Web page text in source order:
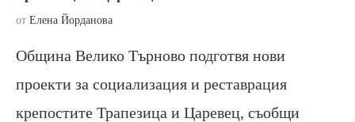
от Елена Йорданова
Община Велико Търново подготвя нови
проекти за социализация и реставрация
крепостите Трапезица и Царевец, съобщи